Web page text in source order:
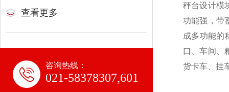
查看更多
咨询热线：
021-58378307,601
秤台设计模
功能强，带
成多功能的
口、车间、
货卡车、挂